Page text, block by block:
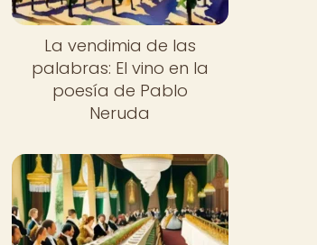
La vendimia de las
palabras: El vino en la
poesía de Pablo
Neruda